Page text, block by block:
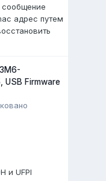
сообщение
адрес путем
USB Firmware
и UFPI